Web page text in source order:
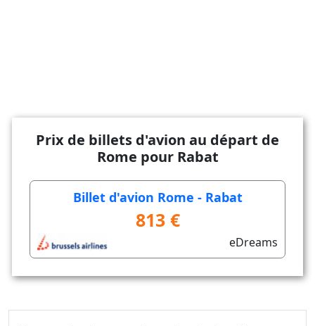
Prix de billets d'avion au départ de
Rome pour Rabat
Billet d'avion Rome - Rabat
813 €
eDreams